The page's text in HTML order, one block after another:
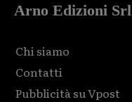
Arno Edizioni Srl
Chi siamo
Contatti
Pubblicità su Vpost